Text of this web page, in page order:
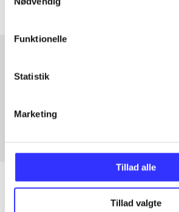
Funktionelle
Statistik
Marketing
Tillad alle
Tillad valgte
Artikler med samme emner